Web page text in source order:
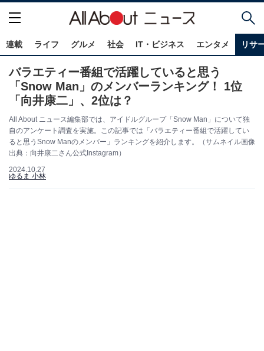
連載 ライフ グルメ 社会 IT・ビジネス エンタメ リサ
バラエティー番組で活躍していると思う
「Snow Man」のメンバーランキング！ 1位
「向井康二」、2位は？
All About ニュース編集部では、アイドルグループ「Snow Man」について独
自のアンケート調査を実施。この記事では「バラエティー番組で活躍してい
ると思うSnow Manのメンバー」ランキングを紹介します。（サムネイル画像
出典：向井康二さん公式Instagram）
2024.10.27
ゆるま 小林